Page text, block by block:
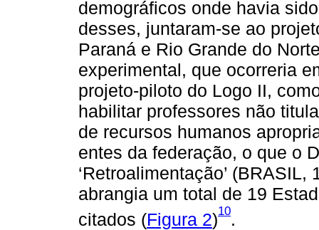
demográficos onde havia
desses, juntaram-se ao
Paraná e Rio Grande do
experimental, que ocorreria
projeto-piloto do Logo II,
habilitar professores não
de recursos humanos
entes da federação, o que o
‘Retroalimentação’
abrangia um total de 19
citados (Figura 2)10.